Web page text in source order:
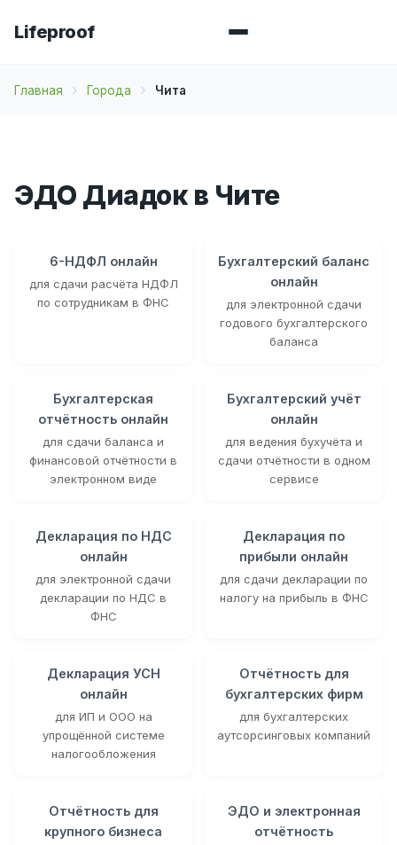
Lifeproof
Главная Города Чита
ЭДО Диадок в Чите
6-НДФЛ онлайн
для сдачи расчёта НДФЛ
по сотрудникам в ФНС
Бухгалтерский баланс
онлайн
для электронной сдачи
годового бухгалтерского
баланса
Бухгалтерская
отчётность онлайн
для сдачи баланса и
финансовой отчётности в
электронном виде
Бухгалтерский учёт
онлайн
для ведения бухучёта и
сдачи отчётности в одном
сервисе
Декларация по НДС
онлайн
для электронной сдачи
декларации по НДС в
ФНС
Декларация по
прибыли онлайн
для сдачи декларации по
налогу на прибыль в ФНС
Декларация УСН
онлайн
для ИП и ООО на
упрощённой системе
налогообложения
Отчётность для
бухгалтерских фирм
для бухгалтерских
аутсорсинговых компаний
Отчётность для
крупного бизнеса
ЭДО и электронная
отчётность